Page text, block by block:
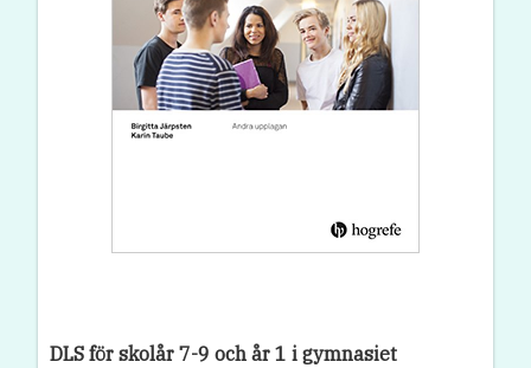
DLS för skolår 7-9 och år 1 i gymnasiet